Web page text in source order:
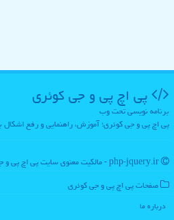
پی اچ پی و جی كوئری
برنامه نویسی تحت وب
پی اچ پی و جی کوئری؛ آموزش، راهنمایی و رفع
صفحات پی اچ پی و جی كوئری
درباره ما